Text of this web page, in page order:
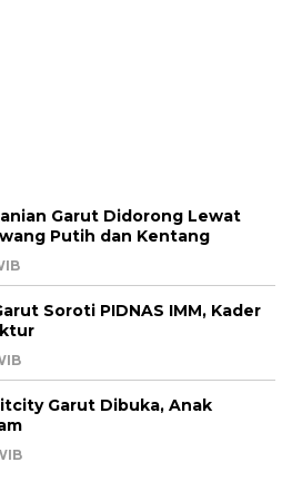
Garut Didorong Lewat
Putih dan Kentang
Soroti PIDNAS IMM, Kader
Garut Dibuka, Anak